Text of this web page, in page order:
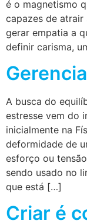
é o magnetismo
capazes de atrair
gerar empatia a
definir carisma,
A busca do
estresse vem do
inicialmente na
deformidade de
esforço ou
sendo usado no
que está […]
Criar é